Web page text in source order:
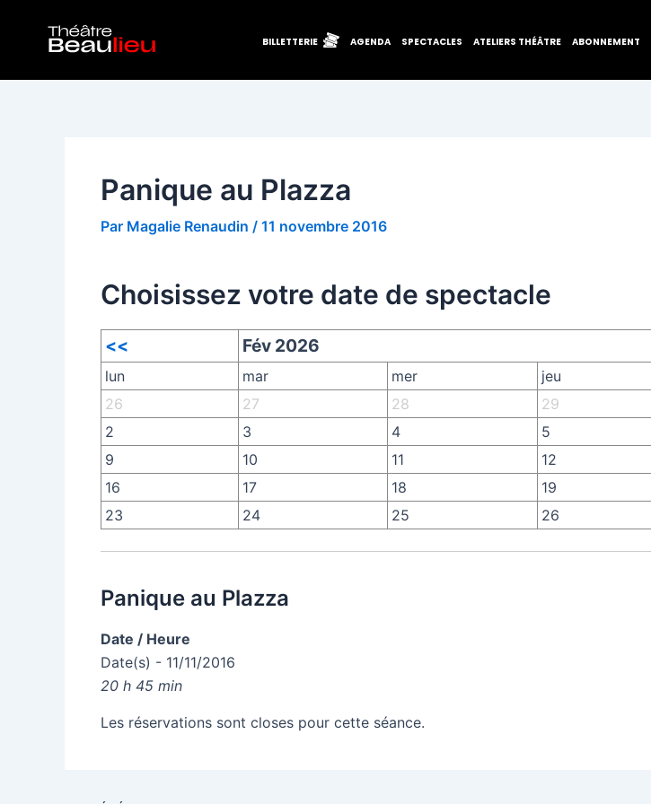
contenu
BILLETTERIE AGENDA SPECTACLES ATELIERS THÉÂTRE ABONNEMENT
Panique au Plazza
Par Magalie Renaudin / 11 novembre 2016
Choisissez votre date de spectacle
<< Fév 2026
lun mar mer jeu
26
27 28 29
2
3 4 5
9
10 11 12
16
17 18 19
23
24 25 26
Panique au Plazza
Date / Heure
Date(s) - 11/11/2016
20 h 45 min
Les réservations sont closes pour cette séance.
des
articles